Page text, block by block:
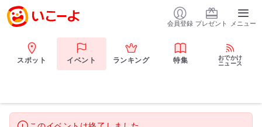
会員登録 プレゼント メニュー
スポット イベント ランキング 特集
おでかけ
ニュース